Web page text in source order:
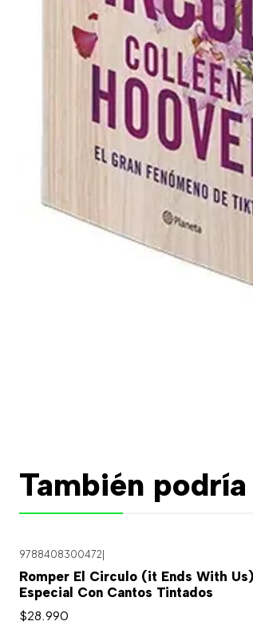
También
9788408300472
Romper El Circulo (it Ends With
Especial Con Cantos Tintados
$28.990